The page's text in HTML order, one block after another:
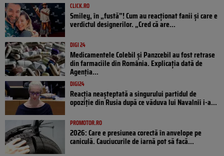
CLICK.RO
Smiley, în „fustă”! Cum au reacționat fanii și care e
verdictul designerilor. „Cred că are...
DIGI 24
Medicamentele Colebil și Panzcebil au fost retrase
din farmaciile din România. Explicația dată de
Agenția...
DIGI24
Reacția neașteptată a singurului partidul de
opoziţie din Rusia după ce văduva lui Navalnîi i-a...
PROMOTOR.RO
2026: Care e presiunea corectă în anvelope pe
caniculă. Cauciucurile de iarnă pot să facă...